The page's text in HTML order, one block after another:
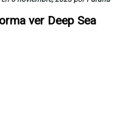
ver Deep Sea